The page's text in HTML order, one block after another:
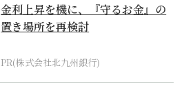
金利上昇を機に、『守るお金』の
置き場所を再検討
PR(株式会社北九州銀行)